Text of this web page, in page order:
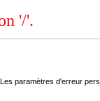
'/'.
paramètres d'erreur